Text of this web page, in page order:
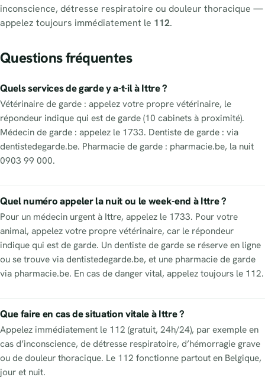
inconscience, détresse respiratoire ou douleur thoracique —
appelez toujours immédiatement le 112.
Questions fréquentes
Quels services de garde y a-t-il à Ittre ?
Vétérinaire de garde : appelez votre propre vétérinaire, le
répondeur indique qui est de garde (10 cabinets à proximité).
Médecin de garde : appelez le 1733. Dentiste de garde : via
dentistedegarde.be. Pharmacie de garde : pharmacie.be, la nuit
0903 99 000.
Quel numéro appeler la nuit ou le week-end à Ittre ?
Pour un médecin urgent à Ittre, appelez le 1733. Pour votre
animal, appelez votre propre vétérinaire, car le répondeur
indique qui est de garde. Un dentiste de garde se réserve en ligne
ou se trouve via dentistedegarde.be, et une pharmacie de garde
via pharmacie.be. En cas de danger vital, appelez toujours le 112.
Que faire en cas de situation vitale à Ittre ?
Appelez immédiatement le 112 (gratuit, 24h/24), par exemple en
cas d’inconscience, de détresse respiratoire, d’hémorragie grave
ou de douleur thoracique. Le 112 fonctionne partout en Belgique,
jour et nuit.